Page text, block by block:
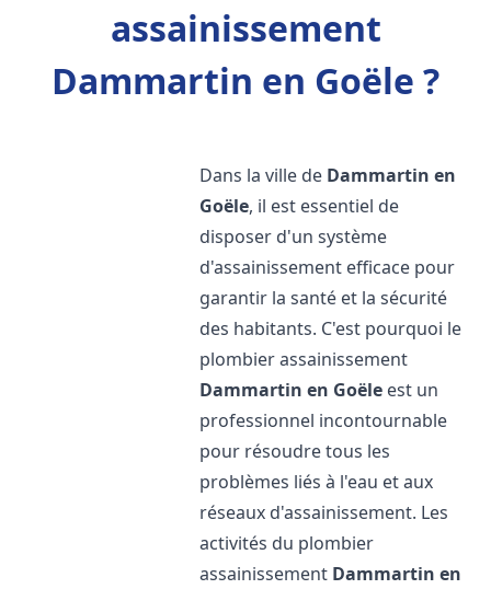
assainissement
Dammartin en Goële ?
Dans la ville de Dammartin en
Goële, il est essentiel de
disposer d'un système
d'assainissement efficace pour
garantir la santé et la sécurité
des habitants. C'est pourquoi le
plombier assainissement
Dammartin en Goële est un
professionnel incontournable
pour résoudre tous les
problèmes liés à l'eau et aux
réseaux d'assainissement. Les
activités du plombier
assainissement Dammartin en